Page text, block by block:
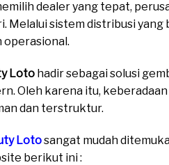
dealer yang tepat,
Melalui sistem distribusi
operasional.
Loto hadir sebagai solusi
Oleh karena itu,
dan terstruktur.
Lotosangat mudah
berikut ini :